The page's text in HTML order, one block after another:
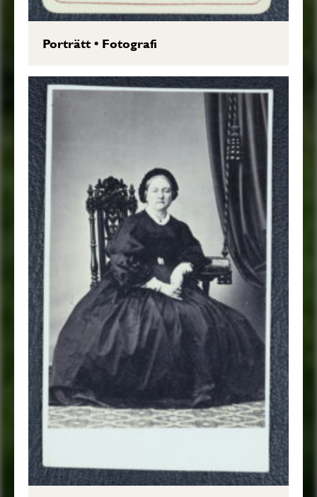
Porträtt• Fotografi